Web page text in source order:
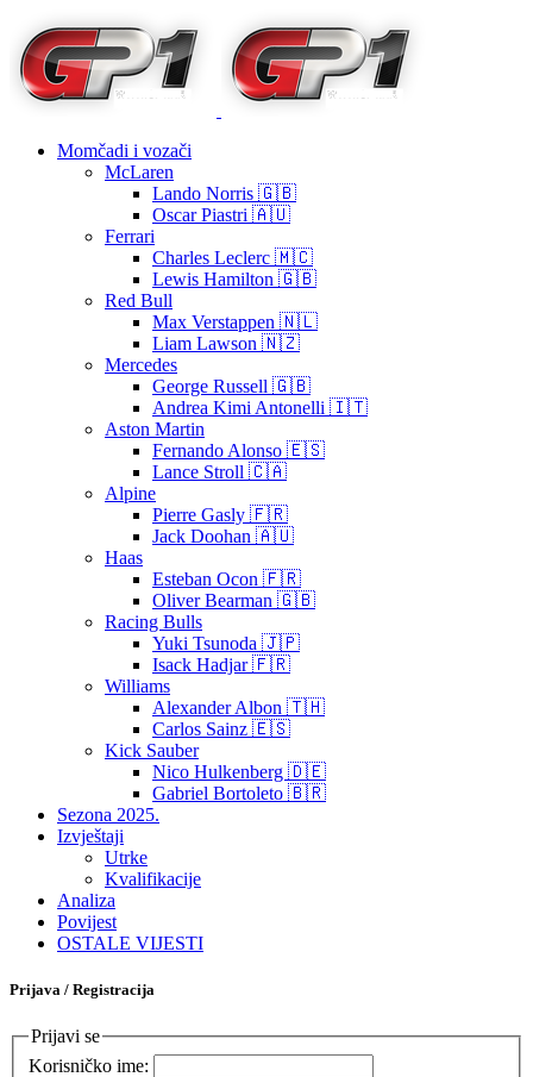
Momčadi i vozači
McLaren
Lando Norris 🇬🇧
Oscar Piastri 🇦🇺
Ferrari
Charles Leclerc 🇲🇨
Lewis Hamilton 🇬🇧
Red Bull
Max Verstappen 🇳🇱
Liam Lawson 🇳🇿
Mercedes
George Russell 🇬🇧
Andrea Kimi Antonelli 🇮🇹
Aston Martin
Fernando Alonso 🇪🇸
Lance Stroll 🇨🇦
Alpine
Pierre Gasly 🇫🇷
Jack Doohan 🇦🇺
Haas
Esteban Ocon 🇫🇷
Oliver Bearman 🇬🇧
Racing Bulls
Yuki Tsunoda 🇯🇵
Isack Hadjar 🇫🇷
Williams
Alexander Albon 🇹🇭
Carlos Sainz 🇪🇸
Kick Sauber
Nico Hulkenberg 🇩🇪
Gabriel Bortoleto 🇧🇷
Sezona 2025.
Izvještaji
Utrke
Kvalifikacije
Analiza
Povijest
OSTALE VIJESTI
Prijava / Registracija
Prijavi se
Korisničko ime: